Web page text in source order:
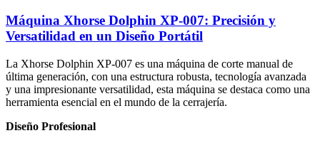
Máquina Xhorse Dolphin XP-007: Precisión y
Versatilidad en un Diseño Portátil
La Xhorse Dolphin XP-007 es una máquina de corte manual de
última generación, con una estructura robusta, tecnología avanzada
y una impresionante versatilidad, esta máquina se destaca como una
herramienta esencial en el mundo de la cerrajería.
Diseño Profesional